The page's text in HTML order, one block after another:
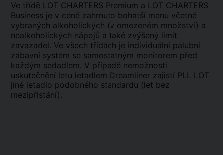
Ve třídě LOT CHARTERS Premium a LOT CHARTERS
Business je v ceně zahrnuto bohatší menu včetně
vybraných alkoholických (v omezeném množství) a
nealkoholických nápojů a také zvýšený limit
zavazadel. Ve všech třídách je individuální palubní
zábavní systém se samostatným monitorem před
každým sedadlem. V případě nemožnosti
uskutečnění letu letadlem Dreamliner zajistí PLL LOT
jiné letadlo podobného standardu (let bez
mezipřistání).